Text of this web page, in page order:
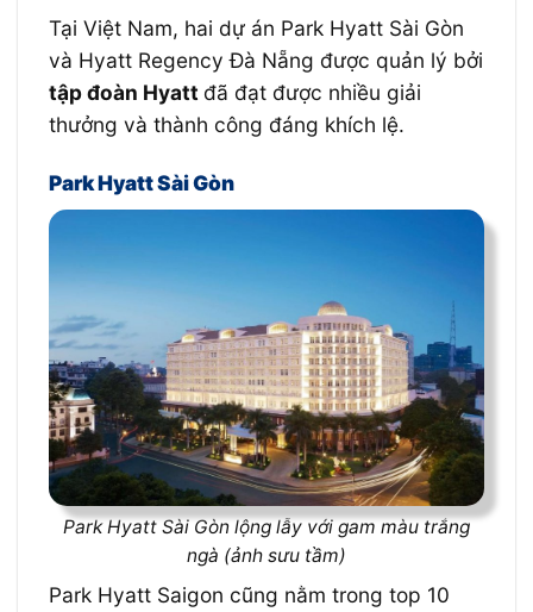
Tại Việt Nam, hai dự án Park Hyatt Sài Gòn
và Hyatt Regency Đà Nẵng được quản lý bởi
tập đoàn Hyatt đã đạt được nhiều giải
thưởng và thành công đáng khích lệ.
Park Hyatt Sài Gòn
Park Hyatt Sài Gòn lộng lẫy với gam màu trắng
ngà (ảnh sưu tầm)
Park Hyatt Saigon cũng nằm trong top 10